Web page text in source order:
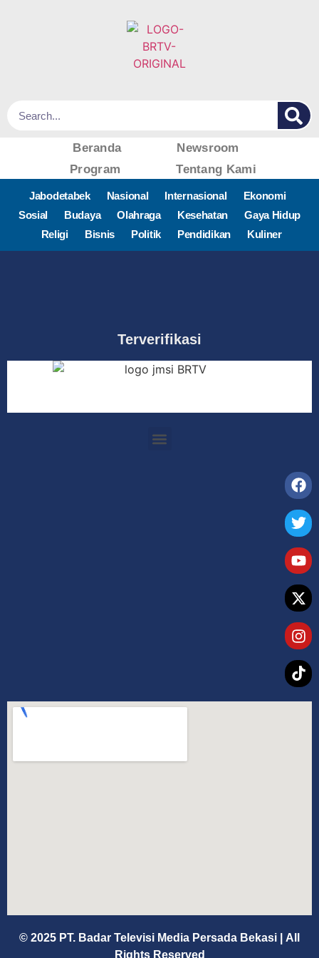
Beranda
Newsroom
Program
Tentang Kami
Jabodetabek Nasional Internasional
Ekonomi
Sosial
Budaya Olahraga Kesehatan
Gaya Hidup
Religi
Bisnis Politik Pendidikan Kuliner
Terverifikasi
© 2025 PT. Badar Televisi Media Persada Bekasi
All
Rights Reserved